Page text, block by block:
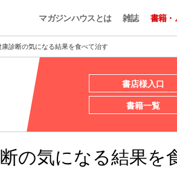
マガジンハウスとは 雑誌 書籍・
康診断の気になる結果を食べて治す
書店様入口
書籍一覧
の気になる結果を